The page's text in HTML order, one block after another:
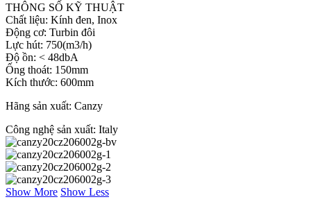
THÔNG SỐ KỸ THUẬT
Chất liệu: Kính đen, Inox
Động cơ: Turbin đôi
Lực hút: 750(m3/h)
Độ ồn: < 48dbA
Ống thoát: 150mm
Kích thước: 600mm
Hãng sản xuất: Canzy
Công nghệ sản xuất: Italy
Show More Show Less